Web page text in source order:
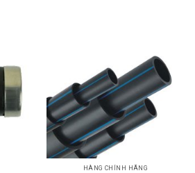
HÀNG CHÍNH HÃNG